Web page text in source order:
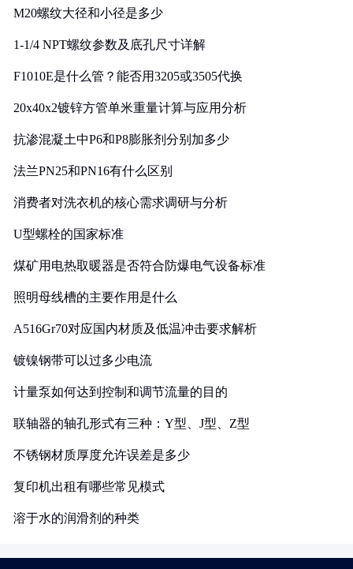
M20螺纹大径和小径是多少
1-1/4 NPT螺纹参数及底孔尺寸详解
F1010E是什么管？能否用3205或3505代换
20x40x2镀锌方管单米重量计算与应用分析
抗渗混凝土中P6和P8膨胀剂分别加多少
法兰PN25和PN16有什么区别
消费者对洗衣机的核心需求调研与分析
U型螺栓的国家标准
煤矿用电热取暖器是否符合防爆电气设备标准
照明母线槽的主要作用是什么
A516Gr70对应国内材质及低温冲击要求解析
镀镍钢带可以过多少电流
计量泵如何达到控制和调节流量的目的
联轴器的轴孔形式有三种：Y型、J型、Z型
不锈钢材质厚度允许误差是多少
复印机出租有哪些常见模式
溶于水的润滑剂的种类